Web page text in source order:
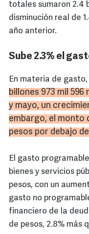
totales sumaron 2.4
disminución real de
año anterior.
Sube 2.3% el
En materia de gasto,
billones 973 mil
y mayo, un
embargo, el monto
pesos por debajo
El gasto
bienes y servicios
pesos, con un
gasto no
financiero de la
de pesos, 2.8% más